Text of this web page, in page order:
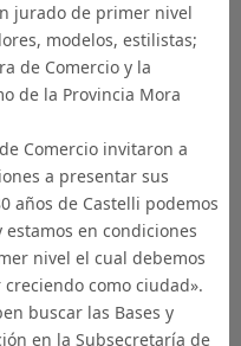
jurado de primer nivel
modelos, estilistas;
de Comercio y la
de la Provincia Mora
Comercio invitaron a
a presentar sus
años de Castelli podemos
en condiciones
nivel el cual debemos
como ciudad».
buscar las Bases y
en la Subsecretaría de